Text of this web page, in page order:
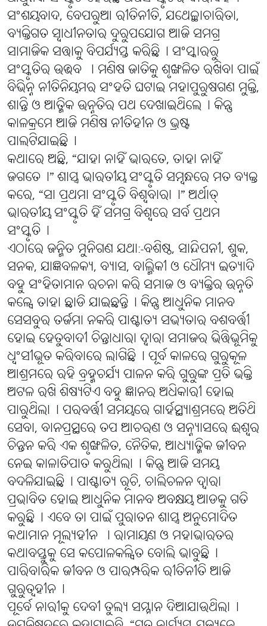
ସଂଶୟବାଦ, ବେପରୁଆ ରୀତିନୀତି, ଯଥେଚ୍ଛାଚାରିତା,
ବ୍ୟକ୍ତିଗତ ସ୍ବାଧୀନତାର ଦୁରୁପଯୋଗ ଆଜି ସମଗ୍ର
ସାମାଜିକ ସତ୍ତାକୁ ବିପର୍ଯ୍ୟସ୍ତ କରିଛି। ସଂସ୍କାରରୁ
ସଂସ୍କୃତିର ଉଦ୍ଭବ । ମଣିଷ ଜାତିକୁ ଶୃଙ୍ଖଳିତ ରଖିବା ପାଇଁ
ବିଭିନ୍ନ ନୀତିନିୟମର ସଂହତି ଘଟାଇ ମହାପୁରୁଷଗଣ ମୁକ୍ତି,
ଶାନ୍ତି ଓ ଆତ୍ମିକ ଉନ୍ନତିର ପଥ ଦେଖାଇଥିଲେ୤ କିନ୍ତୁ
କାଳକ୍ରମେ ଆଜି ମଣିଷ ନୀତିହୀନ ଓ ଭ୍ରଷ୍ଟ
ପାଲଟିଯାଇଛି୤
କଥାରେ ଅଛି, “ଯାହା ନାହିଁ ଭାରତେ, ତାହା ନାହିଁ
ଜଗତେ୤” ଶାସ୍ତ୍ର ଭାରତୀୟ ସଂସ୍କୃତି ସମ୍ବନ୍ଧରେ ମତ ବ୍ୟକ୍ତ
କରେ, “ସା ପ୍ରଥମା ସଂସ୍କୃତି ବିଶ୍ବବାରା୤” ଅର୍ଥାତ୍
ଭାରତୀୟ ସଂସ୍କୃତି ହିଁ ସମଗ୍ର ବିଶ୍ବରେ ସର୍ବ ପ୍ରଥମ
ସଂସ୍କୃତି୤
ଏଠାରେ ଜନ୍ମିତ ମୁନିଗଣ ଯଥା:-ବଶିଷ୍ଠ, ସାନ୍ଦିପନୀ, ଶୁକ,
ସନକ, ଯାଜ୍ଞବଳକ୍ୟ, ବ୍ୟାସ, ବାଲ୍ମିକୀ ଓ ଧୌମ୍ୟ ଇତ୍ୟାଦି
ବହୁ ସଂହିତାମାନ ରଚନା କରି ସମାଜ ଓ ବ୍ୟକ୍ତିର ଉନ୍ନତି
କଳ୍ପେ ତାହା ଛାଡି ଯାଇଛନ୍ତି୤ କିନ୍ତୁ ଆଧୁନିକ ମାନବ
ସେସବୁର ତର୍ଜମା ନକରି ପାଶ୍ଚାତ୍ୟ ସଭ୍ୟତାର ବଶବର୍ତ୍ତୀ
ହୋଇ ହେତୁବାଦୀ ଚିନ୍ତାଧାରା ଦ୍ବାରା ସମାଜର ଭିତ୍ତିଭୂମିକୁ
ଧ୍ବଂସୀଭୂତ କରିବାରେ ଲାଗିଛି୤ ପୂର୍ବ କାଳରେ ଗୁରୁକୂଳ
ଆଶ୍ରମରେ ରହି ବ୍ରହ୍ମଚର୍ଯ୍ୟ ପାଳନ କରି ଗୁରୁଙ୍କ ପ୍ରତି ଭକ୍ତି
ଅଟଳ ରଖି ଶିଷ୍ୟଟିଏ ବହୁ ଜ୍ଞାନର ଅଧିକାରୀ ହୋଇ
ପାରୁଥିଲା୤ ପରବର୍ତ୍ତୀ ସମୟରେ ଗାର୍ହସ୍ଥ୍ୟାଶ୍ରମରେ ଅତିଥି
ସେବା, ବାନପ୍ରସ୍ଥରେ ତପ ଆଚରଣ ଓ ସନ୍ନ୍ୟାସରେ ଈଶ୍ବର
ଚିନ୍ତନ କରି ଏକ ଶୃଙ୍ଖଳିତ, ନୈତିକ, ଆଧ୍ୟାତ୍ମିକ ଜୀବନ
ନେଇ କାଳାତିପାତ କରୁଥିଲା୤ କିନ୍ତୁ ଆଜି ସମୟ
ବଦଳିଯାଇଛି୤ ପାଶ୍ଚାତ୍ୟ ରୂଚି, ଚାଲିଚଳନ ଦ୍ୱାରା
ପ୍ରଭାବିତ ହୋଇ ଆଧୁନିକ ମାନବ ଅବକ୍ଷୟ ଆଡକୁ ଗତି
କରୁଛି୤ ଏବେ ତା ପାଇଁ ପୁରାତନ ଶାସ୍ତ୍ର ଅନୁମୋଦିତ
କଥାମାନ ମୂଲ୍ୟହୀନ । ରାମାୟଣ ଓ ମହାଭାରତର
କଥାବସ୍ତୁକୁ ସେ କପୋଳକଳ୍ପିତ ବୋଲି ଭାବୁଛି୤
ପାରିବାରିକ ଜୀବନ ଓ ପାରମ୍ପରିକ ରୀତିନୀତି ଆଜି
ଗୁରୁତ୍ୱହୀନ୤
ପୂର୍ବେ ନାରୀକୁ ଦେବୀ ତୁଲ୍ୟ ସମ୍ମାନ ଦିଆଯାଉଥିଲା୤